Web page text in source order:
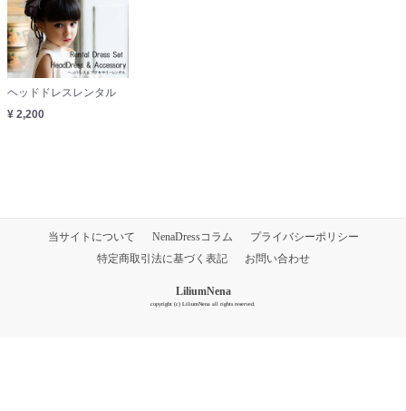
ヘッドドレスレンタル
¥ 2,200
当サイトについて NenaDressコラム
プライバシーポリシー
特定商取引法に基づく表記
お問い合わせ
LiliumNena
copyright (c) LiliumNena all rights reserved.